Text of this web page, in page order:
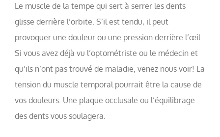
Le muscle de la tempe qui sert à serrer les dents
glisse derrière l’orbite. S’il est tendu, il peut
provoquer une douleur ou une pression derrière l’œil.
Si vous avez déjà vu l’optométriste ou le médecin et
qu’ils n’ont pas trouvé de maladie, venez nous voir! La
tension du muscle temporal pourrait être la cause de
vos douleurs. Une plaque occlusale ou l’équilibrage
des dents vous soulagera.